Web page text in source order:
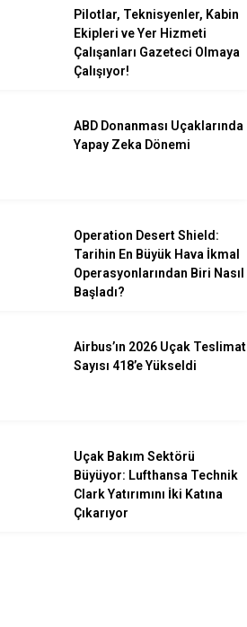
Pilotlar, Teknisyenler, Kabin
Ekipleri ve Yer Hizmeti
Çalışanları Gazeteci Olmaya
Çalışıyor!
ABD Donanması Uçaklarında
Yapay Zeka Dönemi
Operation Desert Shield:
Tarihin En Büyük Hava İkmal
Operasyonlarından Biri Nasıl
Başladı?
Airbus’ın 2026 Uçak Teslimat
Sayısı 418’e Yükseldi
Uçak Bakım Sektörü
Büyüyor: Lufthansa Technik
Clark Yatırımını İki Katına
Çıkarıyor